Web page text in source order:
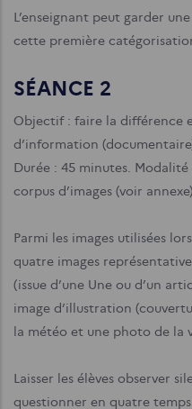
L’enseignant peut garder
cette première
SÉANCE 2
Objectif : faire la différence
d’information
Durée : 45 minutes. Modalité
corpus d’images (voir
Parmi les images utilisées
quatre images
(issue d’une Une ou d’un
image d’illustration
la météo et une photo de la
Laisser les élèves observer
questionner en quatre